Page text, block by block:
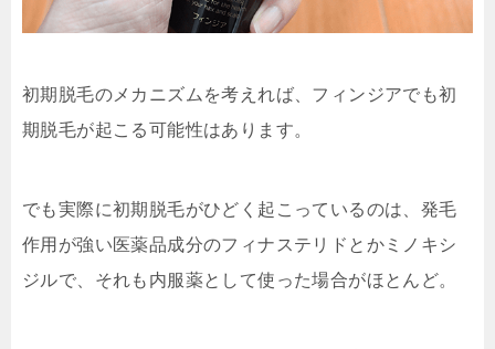
初期脱毛のメカニズムを考えれば、フィンジアでも初
期脱毛が起こる可能性はあります。
でも実際に初期脱毛がひどく起こっているのは、発毛
作用が強い医薬品成分のフィナステリドとかミノキシ
ジルで、それも内服薬として使った場合がほとんど。